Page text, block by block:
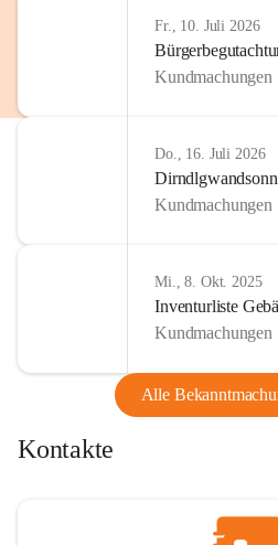
Fr., 10. Juli 2026
Kundmachungen
Do., 16. Juli 2026
Kundmachungen
Mi., 8. Okt. 2025
Inventurliste
Kundmachungen
Alle
Kontakte